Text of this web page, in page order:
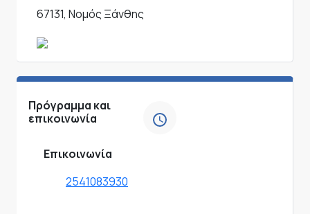
67131, Νομός Ξάνθης
Πρόγραμμα και
επικοινωνία
Επικοινωνία
2541083930